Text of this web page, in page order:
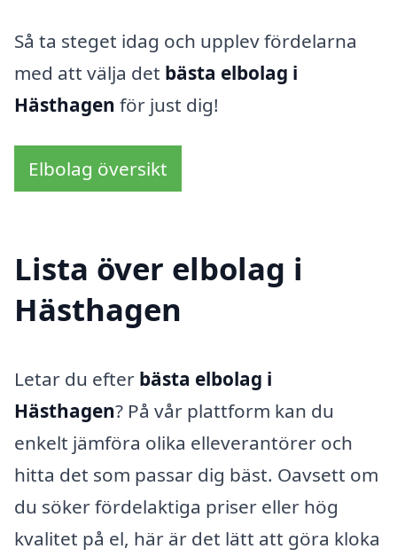
Så ta steget idag och upplev fördelarna
med att välja det bästa elbolag i
Hästhagen för just dig!
Elbolag översikt
Lista över elbolag i
Hästhagen
Letar du efter bästa elbolag i
Hästhagen? På vår plattform kan du
enkelt jämföra olika elleverantörer och
hitta det som passar dig bäst. Oavsett om
du söker fördelaktiga priser eller hög
kvalitet på el, här är det lätt att göra kloka